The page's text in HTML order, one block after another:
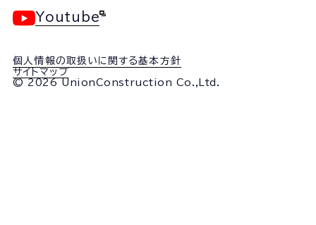
Youtube
© 2026 UnionConstruction Co.,Ltd.
個人情報の取扱いに関する基本方針
サイトマップ